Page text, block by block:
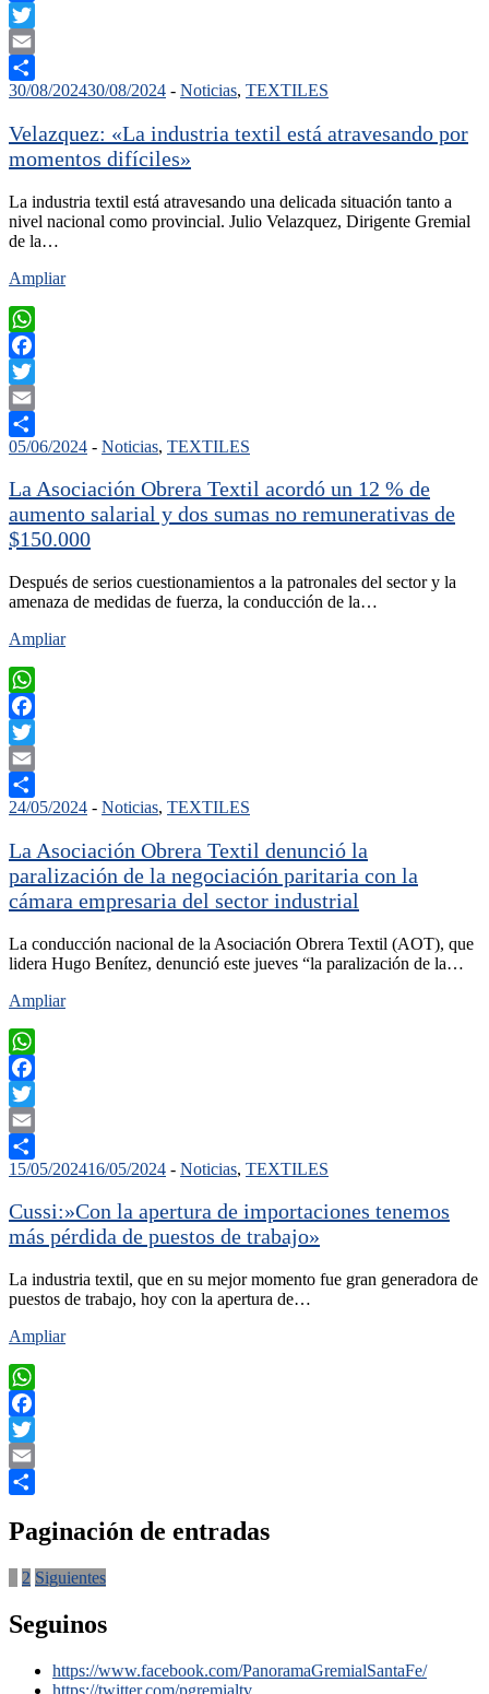
Facebook
Twitter
Email
Compartir
30/08/202430/08/2024 - Noticias, TEXTILES
Velazquez: «La industria textil está atravesando por
momentos difíciles»
La industria textil está atravesando una delicada situación tanto a
nivel nacional como provincial. Julio Velazquez, Dirigente Gremial
de la…
Ampliar
WhatsApp
Facebook
Twitter
Email
Compartir
05/06/2024 - Noticias, TEXTILES
La Asociación Obrera Textil acordó un 12 % de
aumento salarial y dos sumas no remunerativas de
$150.000
Después de serios cuestionamientos a la patronales del sector y la
amenaza de medidas de fuerza, la conducción de la…
Ampliar
WhatsApp
Facebook
Twitter
Email
Compartir
24/05/2024 - Noticias, TEXTILES
La Asociación Obrera Textil denunció la
paralización de la negociación paritaria con la
cámara empresaria del sector industrial
La conducción nacional de la Asociación Obrera Textil (AOT), que
lidera Hugo Benítez, denunció este jueves “la paralización de la…
Ampliar
WhatsApp
Facebook
Twitter
Email
Compartir
15/05/202416/05/2024 - Noticias, TEXTILES
Cussi:»Con la apertura de importaciones tenemos
más pérdida de puestos de trabajo»
La industria textil, que en su mejor momento fue gran generadora de
puestos de trabajo, hoy con la apertura de…
Ampliar
WhatsApp
Facebook
Twitter
Email
Paginación de entradas
2 Siguientes
Seguinos
https://www.facebook.com/PanoramaGremialSantaFe/
https://twitter.com/pgremialtv